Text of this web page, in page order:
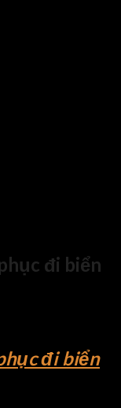
đi biển
đi biển